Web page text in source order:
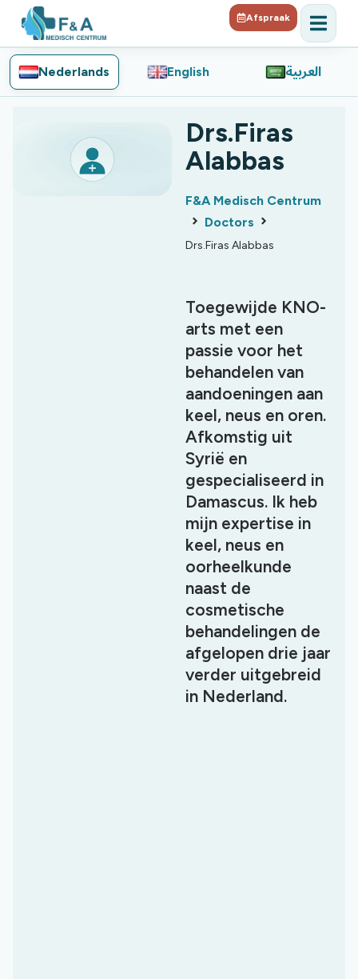
Afspraak
Nederlands English العربية
Drs.Firas
Alabbas
F&A Medisch Centrum
Doctors
Drs.Firas Alabbas
Toegewijde KNO-
arts met een
passie voor het
behandelen van
aandoeningen aan
keel, neus en oren.
Afkomstig uit
Syrië en
gespecialiseerd in
Damascus. Ik heb
mijn expertise in
keel, neus en
oorheelkunde
naast de
cosmetische
behandelingen de
afgelopen drie jaar
verder uitgebreid
in Nederland.